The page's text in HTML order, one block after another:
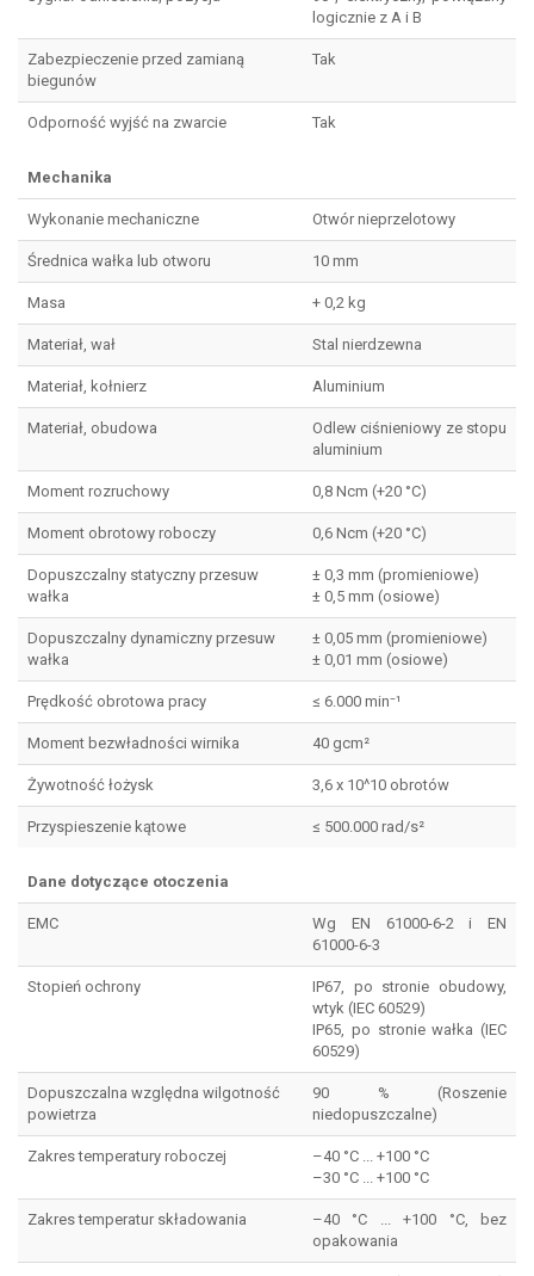
logicznie z A i B
Zabezpieczenie przed zamianą
biegunów
Tak
Odporność wyjść na zwarcie Tak
Mechanika
Wykonanie mechaniczne Otwór nieprzelotowy
Średnica wałka lub otworu 10 mm
Masa + 0,2 kg
Materiał, wał Stal nierdzewna
Materiał, kołnierz Aluminium
Materiał, obudowa
Odlew ciśnieniowy ze stopu
aluminium
Moment rozruchowy 0,8 Ncm (+20 °C)
Moment obrotowy roboczy 0,6 Ncm (+20 °C)
Dopuszczalny statyczny przesuw
wałka
± 0,3 mm (promieniowe)
± 0,5 mm (osiowe)
Dopuszczalny dynamiczny przesuw
wałka
± 0,05 mm (promieniowe)
± 0,01 mm (osiowe)
Prędkość obrotowa pracy ≤ 6.000 min⁻¹
Moment bezwładności wirnika 40 gcm²
Żywotność łożysk 3,6 x 10^10 obrotów
Przyspieszenie kątowe ≤ 500.000 rad/s²
Dane dotyczące otoczenia
EMC
Wg EN 61000-6-2 i EN
61000-6-3
Stopień ochrony
IP67, po stronie obudowy,
wtyk (IEC 60529)
IP65, po stronie wałka (IEC
60529)
Dopuszczalna względna wilgotność
powietrza
90 % (Roszenie
niedopuszczalne)
Zakres temperatury roboczej
–40 °C ... +100 °C
–30 °C ... +100 °C
Zakres temperatur składowania
–40 °C ... +100 °C, bez
opakowania